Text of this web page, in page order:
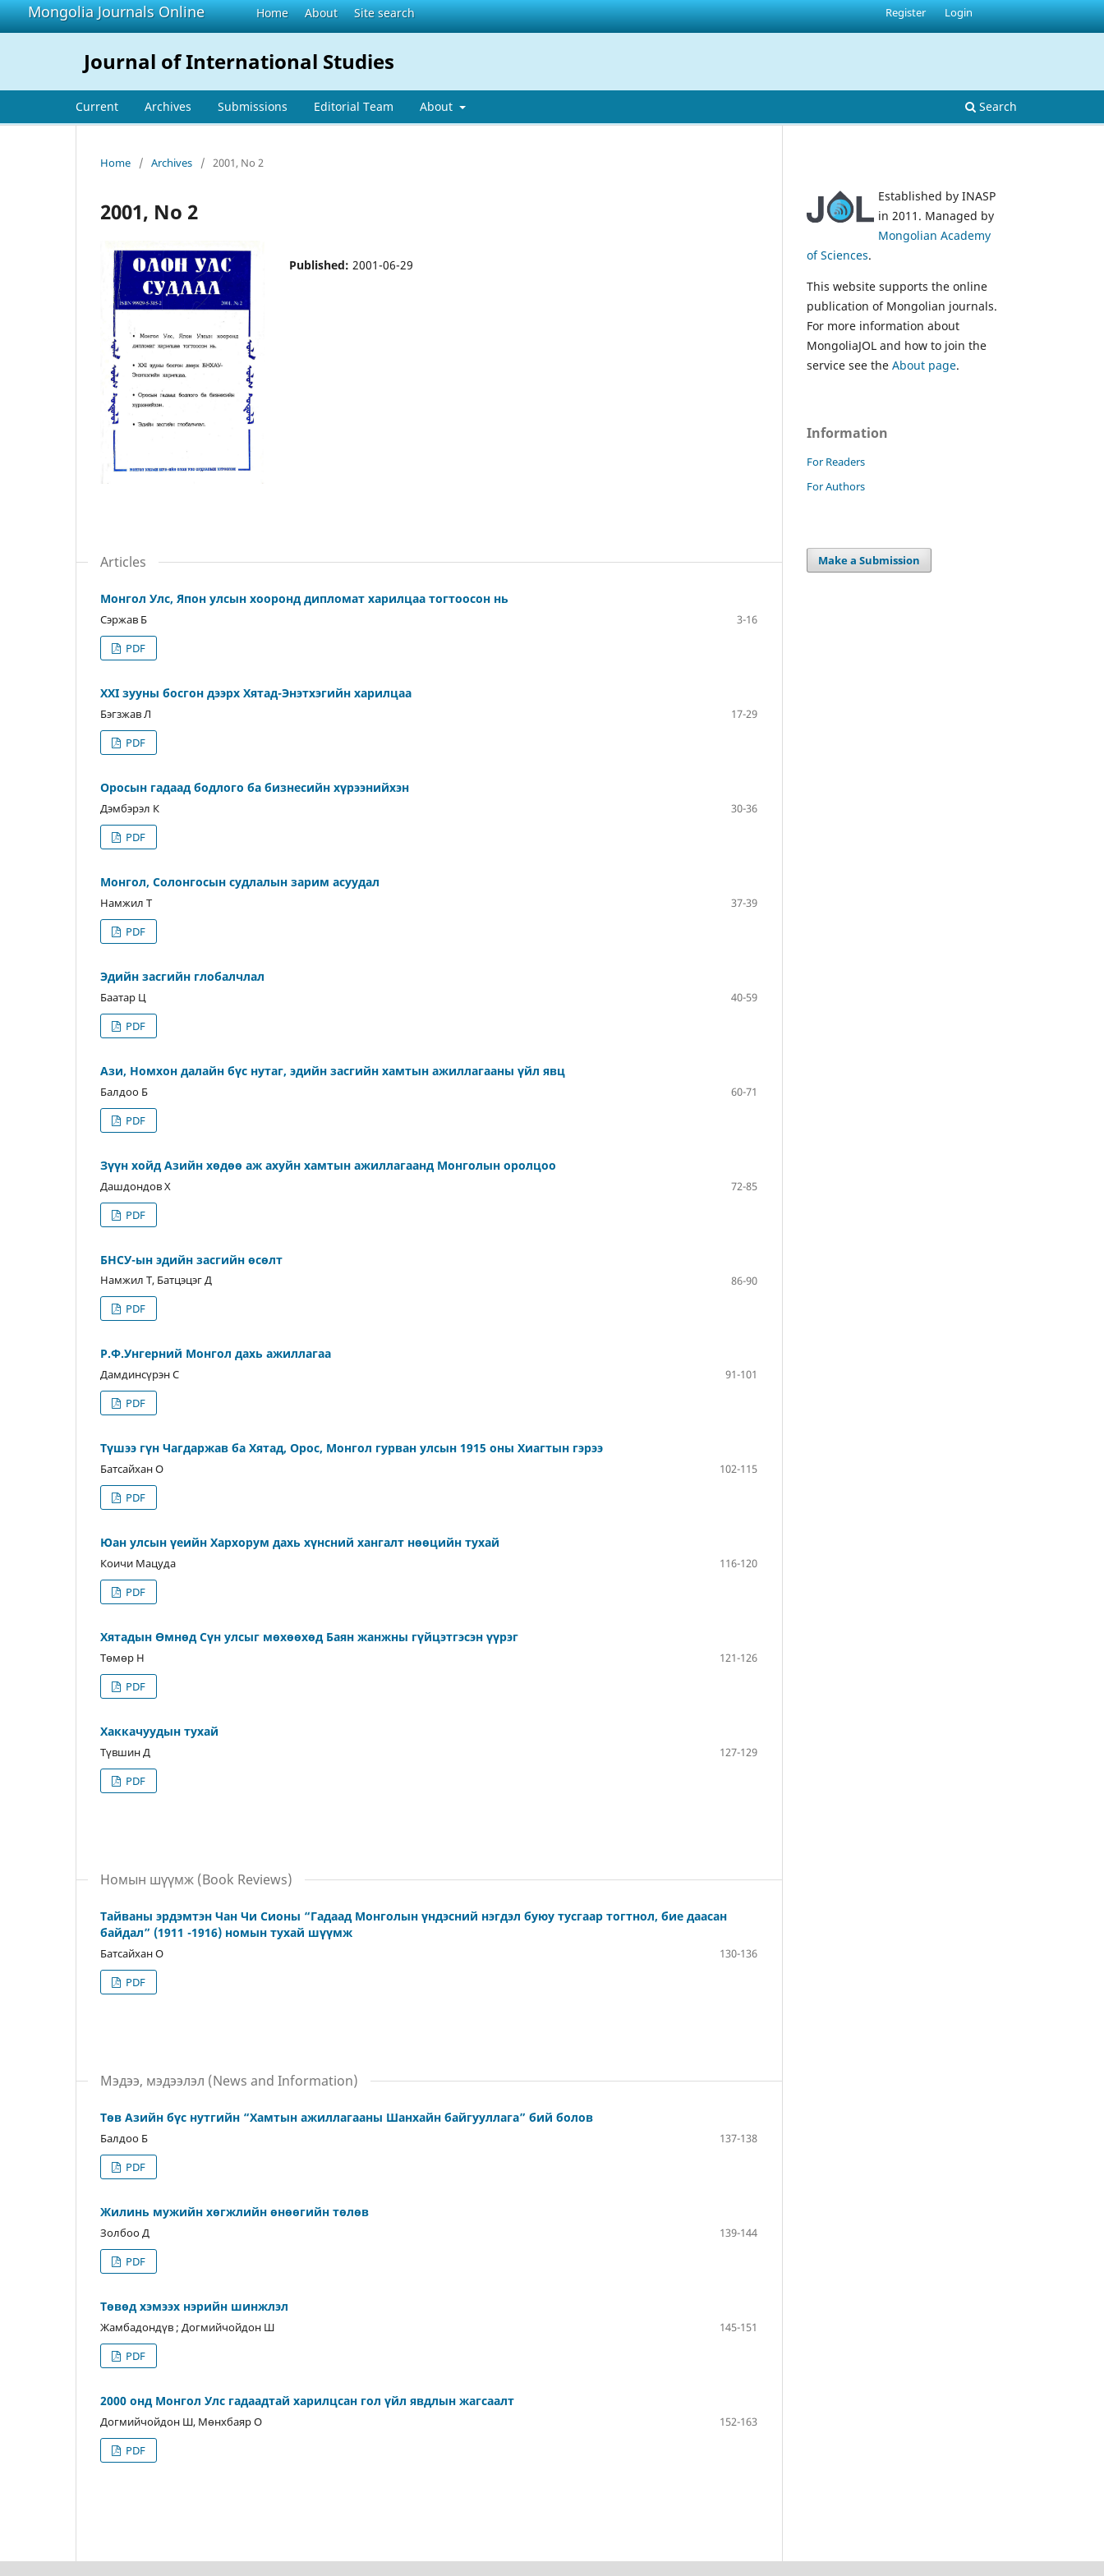
Mongolia Journals Online Home About Site search
Journal of International Studies
Current Archives Submissions Editorial Team About Search
Register Login
Home / Archives / 2001, No 2
2001, No 2
Published: 2001-06-29
Articles
Монгол Улс, Япон улсын хооронд дипломат харилцаа тогтоосон нь
Сэржав Б
3-16
PDF
XXI зууны босгон дээрх Хятад-Энэтхэгийн харилцаа
Бэгзжав Л
17-29
PDF
Оросын гадаад бодлого ба бизнесийн хүрээнийхэн
Дэмбэрэл К
30-36
PDF
Монгол, Солонгосын судлалын зарим асуудал
Намжил Т
37-39
PDF
Эдийн засгийн глобалчлал
Баатар Ц
40-59
PDF
Ази, Номхон далайн бүс нутаг, эдийн засгийн хамтын ажиллагааны үйл явц
Балдоо Б
60-71
PDF
Зүүн хойд Азийн хөдөө аж ахуйн хамтын ажиллагаанд Монголын оролцоо
Дашдондов Х
72-85
PDF
БНСУ-ын эдийн засгийн өсөлт
Намжил Т, Батцэцэг Д
86-90
PDF
Р.Ф.Унгерний Монгол дахь ажиллагаа
Дамдинсүрэн С
91-101
PDF
Түшээ гүн Чагдаржав ба Хятад, Opoc, Монгол гурван улсын 1915 оны Хиагтын гэрээ
Батсайхан О
102-115
PDF
Юан улсын үеийн Хархорум дахь хүнсний хангалт нөөцийн тухай
Коичи Мацуда
116-120
PDF
Хятадын Өмнөд Сүн улсыг мөхөөхөд Баян жанжны гүйцэтгэсэн үүрэг
Төмөр Н
121-126
PDF
Хаккачуудын тухай
Түвшин Д
127-129
PDF
Номын шүүмж (Book Reviews)
Тайваны эрдэмтэн Чан Чи Сионы “Гадаад Монголын үндэсний нэгдэл буюу тусгаар тогтнол, бие даасан
байдал” (1911 -1916) номын тухай шүүмж
Батсайхан О
130-136
PDF
Мэдээ, мэдээлэл (News and Information)
Төв Азийн бүс нутгийн “Хамтын ажиллагааны Шанхайн байгууллага” бий болов
Балдоо Б
137-138
PDF
Жилинь мужийн хөгжлийн өнөөгийн төлөв
Золбоо Д
139-144
PDF
Төвөд хэмээх нэрийн шинжлэл
Жамбадондүв ; Догмийчойдон Ш
145-151
PDF
2000 онд Монгол Улс гадаадтай харилцсан гол үйл явдлын жагсаалт
Догмийчойдон Ш, Мөнхбаяр О
152-163
PDF
Established by INASP
in 2011. Managed by
Mongolian Academy
of Sciences.
This website supports the online
publication of Mongolian journals.
For more information about
MongoliaJOL and how to join the
service see the About page.
Information
For Readers
For Authors
Make a Submission